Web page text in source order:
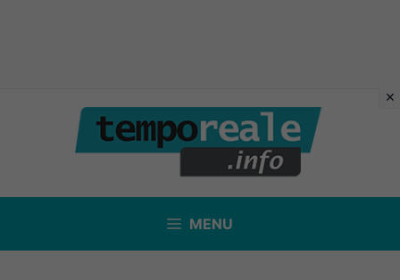
contenuto
MENU